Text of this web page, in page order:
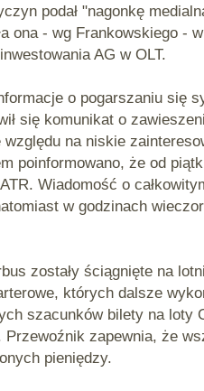
podał "nagonkę
ona - wg Frankowskiego -
AG w OLT.
o pogarszaniu się
się komunikat o
względu na niskie
poinformowano, że od
Wiadomość o
w godzinach
zostały ściągnięte na
których dalsze
szacunków bilety na loty
Przewoźnik zapewnia, że
pieniędzy.